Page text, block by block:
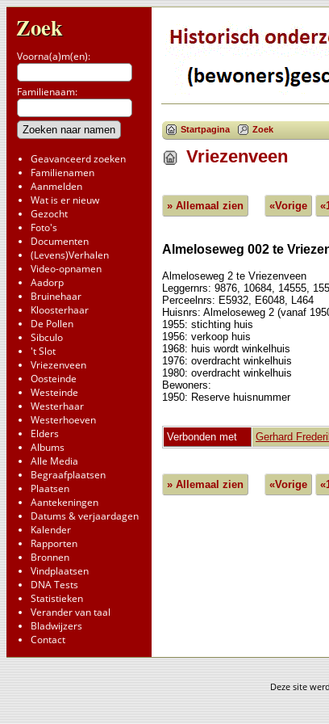
Zoek
Voorna(a)m(en):
Familienaam:
Geavanceerd zoeken
Familienamen
Aanmelden
Wat is er nieuw
Gezocht
Foto's
Documenten
(Levens)Verhalen
Video-opnamen
Aadorp
Bruinehaar
Kloosterhaar
De Pollen
Sibculo
't Slot
Vriezenveen
Oosteinde
Westeinde
Westerhaar
Westerhoeven
Elders
Albums
Alle Media
Begraafplaatsen
Plaatsen
Aantekeningen
Datums & verjaardagen
Kalender
Rapporten
Bronnen
Vindplaatsen
DNA Tests
Statistieken
Verander van taal
Bladwijzers
Contact
Startpagina Zoek
Vriezenveen
» Allemaal zien «Vorige
Almeloseweg 002 te
Almeloseweg 2 te Vriezenveen
Leggernrs: 9876, 10684, 14555,
Perceelnrs: E5932, E6048, L464
Huisnrs: Almeloseweg 2 (vanaf
1955: stichting huis
1956: verkoop huis
1968: huis wordt winkelhuis
1976: overdracht winkelhuis
1980: overdracht winkelhuis
Bewoners:
1950: Reserve huisnummer
Verbonden met Gerhard
» Allemaal zien «Vorige
Deze site